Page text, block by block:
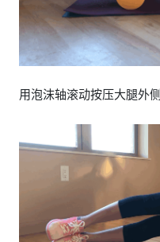
用泡沫轴滚动按压大腿外侧